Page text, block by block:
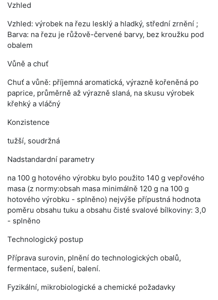
Vzhled
Vzhled: výrobek na řezu lesklý a hladký, střední zrnění ;
Barva: na řezu je růžově-červené barvy, bez kroužku pod
obalem
Vůně a chuť
Chuť a vůně: příjemná aromatická, výrazně kořeněná po
paprice, průměrně až výrazně slaná, na skusu výrobek
křehký a vláčný
Konzistence
tužší, soudržná
Nadstandardní parametry
na 100 g hotového výrobku bylo použito 140 g vepřového
masa (z normy:obsah masa minimálně 120 g na 100 g
hotového výrobku - splněno) nejvýše přípustná hodnota
poměru obsahu tuku a obsahu čisté svalové bílkoviny: 3,0
- splněno
Technologický postup
Příprava surovin, plnění do technologických obalů,
fermentace, sušení, balení.
Fyzikální, mikrobiologické a chemické požadavky